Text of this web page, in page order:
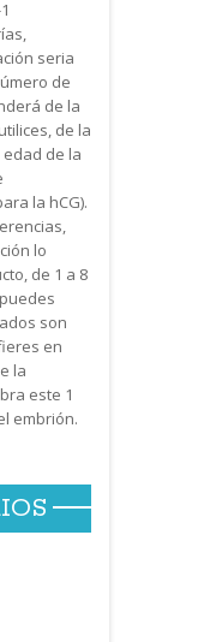
seria
de
de la
de la
de la
la hCG).
lo
de 1 a 8
son
en
la
este 1
embrión.